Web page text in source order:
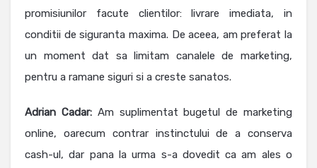
promisiunilor facute clientilor: livrare imediata, in
conditii de siguranta maxima. De aceea, am preferat la
un moment dat sa limitam canalele de marketing,
pentru a ramane siguri si a creste sanatos.
Adrian Cadar:Am suplimentat bugetul de marketing
online, oarecum contrar instinctului de a conserva
cash-ul, dar pana la urma s-a dovedit ca am ales o